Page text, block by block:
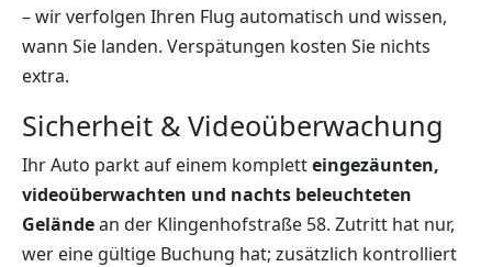
– wir verfolgen Ihren Flug automatisch und wissen,
wann Sie landen. Verspätungen kosten Sie nichts
extra.
Sicherheit & Videoüberwachung
Ihr Auto parkt auf einem kompletteingezäunten,
videoüberwachten und nachts beleuchteten
Geländean der Klingenhofstraße 58. Zutritt hat nur,
wer eine gültige Buchung hat; zusätzlich kontrolliert